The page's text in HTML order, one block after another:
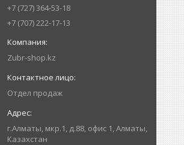
+7 (727) 364-53-18
+7 (707) 222-17-13
Zubr-shop.kz
Отдел продаж
г.Алматы, мкр.1, д.88, офис 1, Алматы,
Казахстан